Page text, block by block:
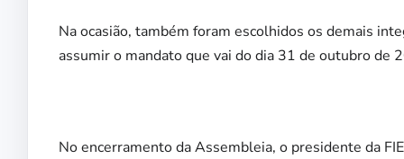
Na ocasião, também foram escolhidos os demais
assumir o mandato que vai do dia 31 de outubro de
No encerramento da Assembleia, o presidente da